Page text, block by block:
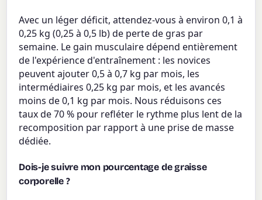
Avec un léger déficit, attendez-vous à environ 0,1 à
0,25 kg (0,25 à 0,5 lb) de perte de gras par
semaine. Le gain musculaire dépend entièrement
de l'expérience d'entraînement : les novices
peuvent ajouter 0,5 à 0,7 kg par mois, les
intermédiaires 0,25 kg par mois, et les avancés
moins de 0,1 kg par mois. Nous réduisons ces
taux de 70 % pour refléter le rythme plus lent de la
recomposition par rapport à une prise de masse
dédiée.
Dois-je suivre mon pourcentage de graisse
corporelle ?